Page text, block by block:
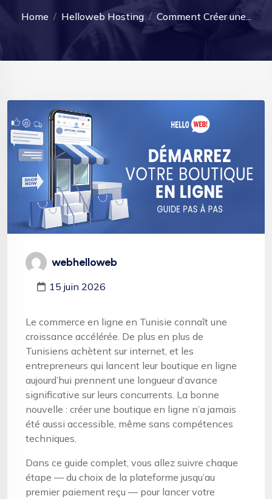
Home Helloweb Hosting Comment Créer une...
webhelloweb
15 juin 2026
Le commerce en ligne en Tunisie connaît une
croissance accélérée. De plus en plus de
Tunisiens achètent sur internet, et les
entrepreneurs qui lancent leur boutique en ligne
aujourd’hui prennent une longueur d’avance
significative sur leurs concurrents. La bonne
nouvelle : créer une boutique en ligne n’a jamais
été aussi accessible, même sans compétences
techniques.
Dans ce guide complet, vous allez suivre chaque
étape — du choix de la plateforme jusqu’au
premier paiement reçu — pour lancer votre